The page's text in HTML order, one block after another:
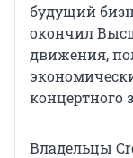
будущий
окончил
движения,
концертного
Владельцы